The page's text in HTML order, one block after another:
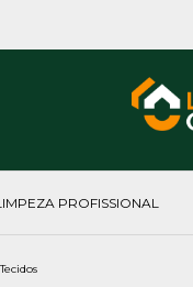
PROFISSIONAL